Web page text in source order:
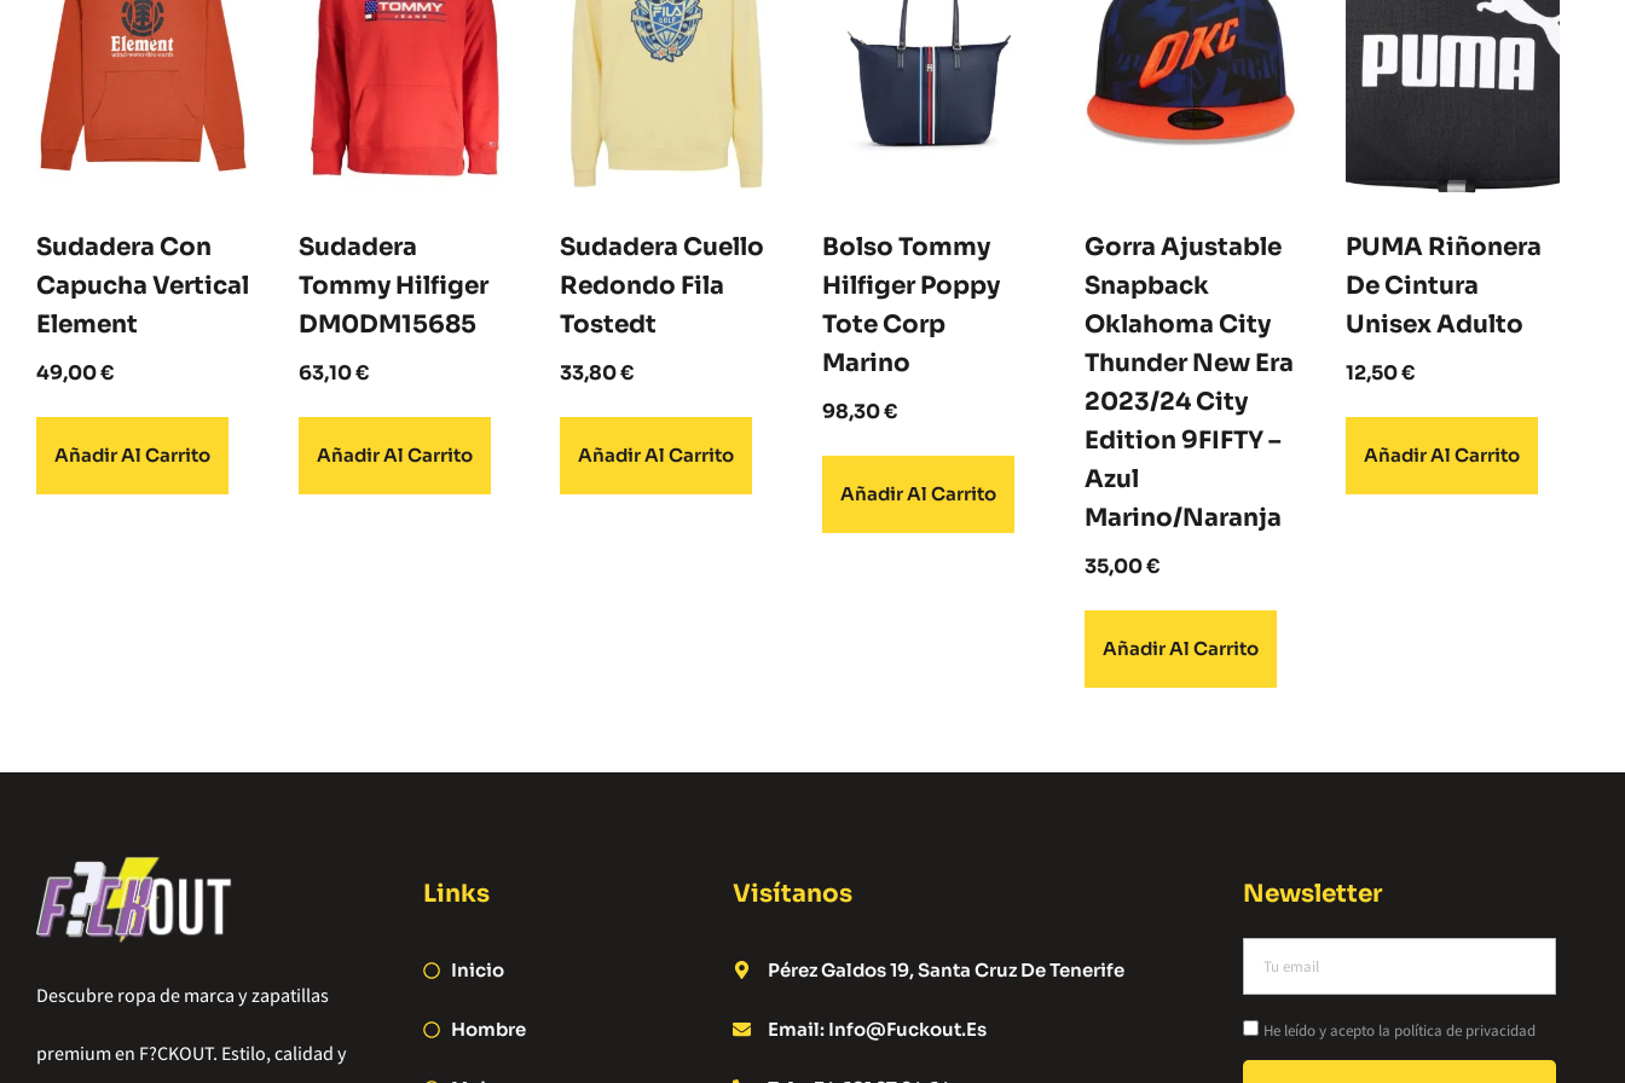
Sudadera Con
Capucha Vertical
Element
49,00€
Añadir Al Carrito
Sudadera
Tommy Hilfiger
DM0DM15685
63,10€
Añadir Al Carrito
Sudadera Cuello
Redondo Fila
Tostedt
33,80€
Añadir Al Carrito
Bolso Tommy
Hilfiger Poppy
Tote Corp
Marino
98,30€
Añadir Al Carrito
Gorra Ajustable
Snapback
Oklahoma City
Thunder New Era
2023/24 City
Edition 9FIFTY –
Azul
Marino/Naranja
35,00€
Añadir Al Carrito
PUMA Riñonera
De Cintura
Unisex Adulto
12,50€
Añadir Al Carrito
Descubre ropa de marca y zapatillas
premium en F?CKOUT. Estilo, calidad y
Links
Inicio
Hombre
Visítanos
Pérez Galdos 19, Santa Cruz De Tenerife
Email: Info@fuckout.es
Newsletter
He leído y acepto la política de privacidad